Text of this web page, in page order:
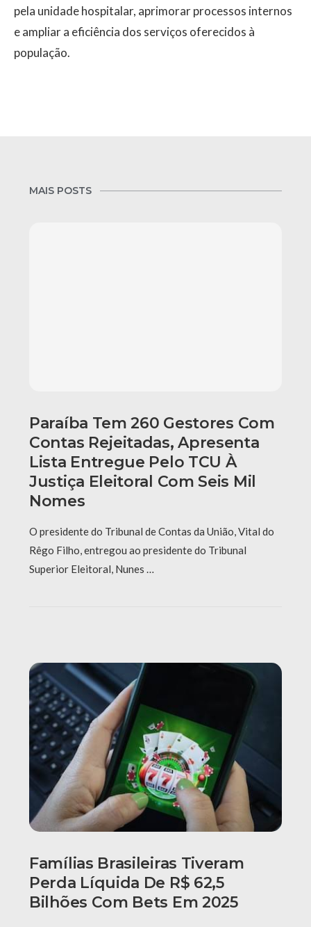
pela unidade hospitalar, aprimorar processos internos
e ampliar a eficiência dos serviços oferecidos à
população.
MAIS POSTS
Paraíba Tem 260 Gestores Com
Contas Rejeitadas, Apresenta
Lista Entregue Pelo TCU À
Justiça Eleitoral Com Seis Mil
Nomes
O presidente do Tribunal de Contas da União, Vital do
Rêgo Filho, entregou ao presidente do Tribunal
Superior Eleitoral, Nunes …
Famílias Brasileiras Tiveram
Perda Líquida De R$ 62,5
Bilhões Com Bets Em 2025